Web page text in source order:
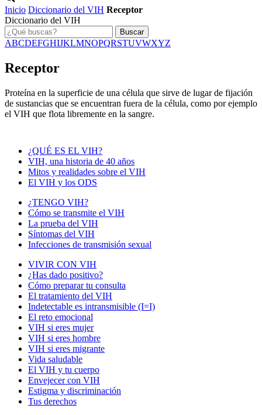
Inicio Diccionario del VIH Receptor
Diccionario del VIH
Buscar
ABCDEFGHIJKLMNOPQRSTUVWXYZ
Receptor
Proteína en la superficie de una célula que sirve de lugar de fijación
de sustancias que se encuentran fuera de la célula, como por ejemplo
el VIH que flota libremente en la sangre.
¿QUÉ ES EL VIH?
VIH, una historia de 40 años
Mitos y realidades sobre el VIH
El VIH y los ODS
¿TENGO VIH?
Cómo se transmite el VIH
La prueba del VIH
Síntomas del VIH
Infecciones de transmisión sexual
VIVIR CON VIH
¿Has dado positivo?
Cómo preparar tu consulta
El tratamiento del VIH
Indetectable es intransmisible (I=I)
El reto emocional
VIH si eres mujer
VIH si eres hombre
VIH si eres migrante
Vida saludable
El VIH y tu cuerpo
Envejecer con VIH
Estigma y discriminación
Tus derechos